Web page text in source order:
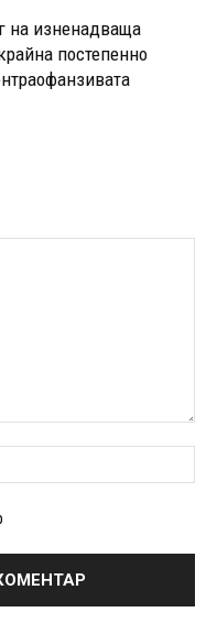
на изненадваща
постепенно